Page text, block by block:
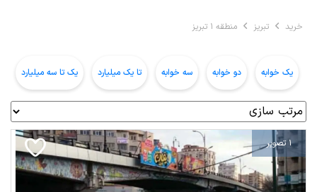
خرید تبریز منطقه 1 تبریز
یک خوابه دو خوابه سه خوابه تا یک میلیارد یک تا سه میلیارد
1 تصویر